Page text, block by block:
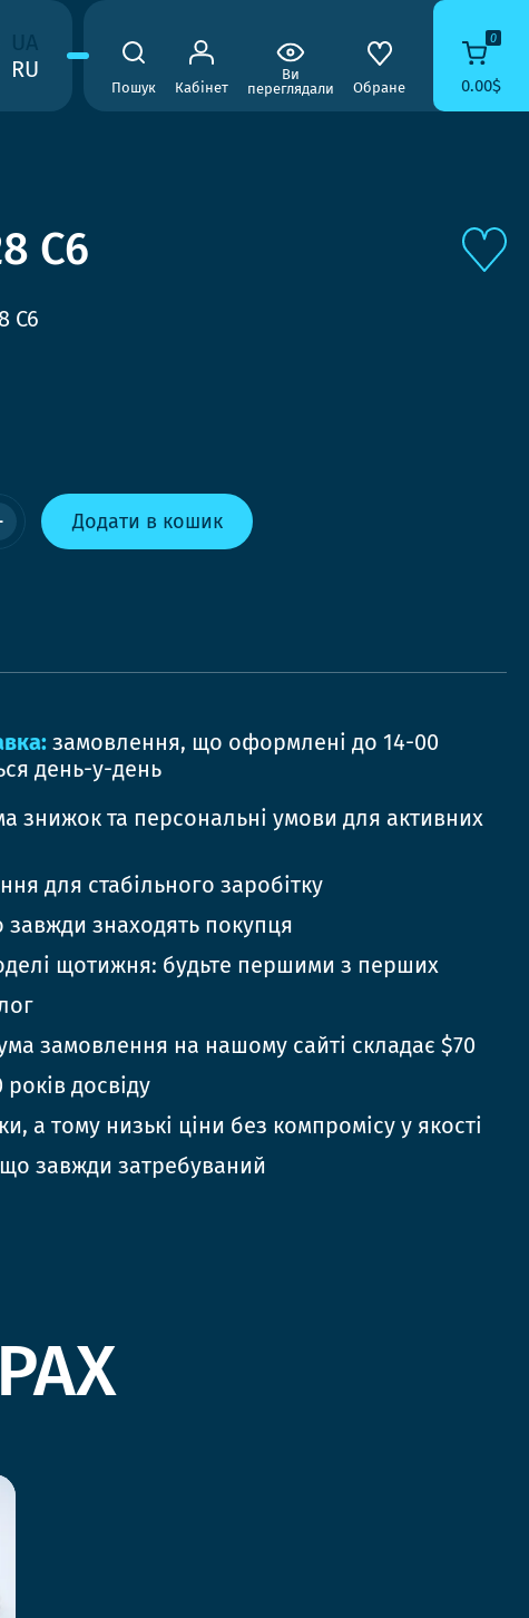
RU
Пошук Кабінет
Ви
переглядали
Обране
0
0.00$
C6
C6
Додати в кошик
замовлення, що оформлені до 14-00
день-у-день
знижок та персональні умови для активних
для стабільного заробітку
завжди знаходять покупця
щотижня: будьте першими з перших
замовлення на нашому сайті складає $70
досвіду
а тому низькі ціни без компромісу у якості
завжди затребуваний